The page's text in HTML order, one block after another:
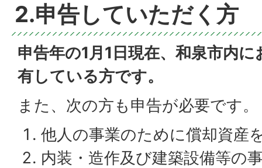
2.申告していただく方
申告年の1月1日現在、和泉市内
有している方です。
また、次の方も申告が必要です。
他人の事業のために償却資産
内装・造作及び建築設備等の